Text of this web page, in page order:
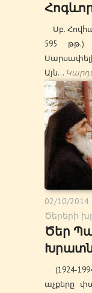
Սբ.
595
Այն…
02/10/2014
Ծերերի
Ծեր
(1924-
աչքերը